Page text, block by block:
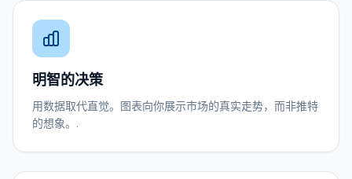
明智的决策
用数据取代直觉。图表向你展示市场的真实走势，而非推特
的想象。.